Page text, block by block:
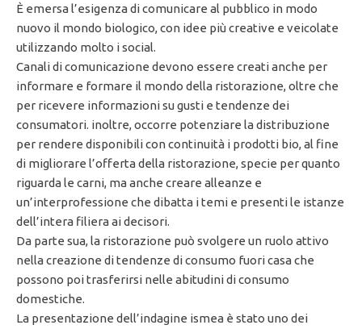
È emersa l’esigenza di comunicare al pubblico in modo
nuovo il mondo biologico, con idee più creative e veicolate
utilizzando molto i social.
Canali di comunicazione devono essere creati anche per
informare e formare il mondo della ristorazione, oltre che
per ricevere informazioni su gusti e tendenze dei
consumatori. inoltre, occorre potenziare la distribuzione
per rendere disponibili con continuità i prodotti bio, al fine
di migliorare l’offerta della ristorazione, specie per quanto
riguarda le carni, ma anche creare alleanze e
un’interprofessione che dibatta i temi e presenti le istanze
dell’intera filiera ai decisori.
Da parte sua, la ristorazione può svolgere un ruolo attivo
nella creazione di tendenze di consumo fuori casa che
possono poi trasferirsi nelle abitudini di consumo
domestiche.
La presentazione dell’indagine ismea è stato uno dei